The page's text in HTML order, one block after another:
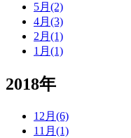
5月(2)
4月(3)
2月(1)
1月(1)
2018年
12月(6)
11月(1)